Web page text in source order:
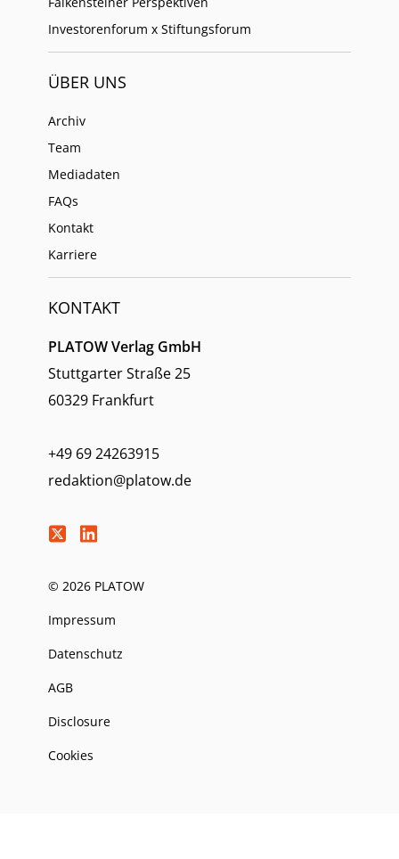
Investorenforum x Stiftungsforum
ÜBER UNS
Archiv
Team
Mediadaten
FAQs
Kontakt
Karriere
KONTAKT
PLATOW Verlag GmbH
Stuttgarter Straße 25
60329 Frankfurt
+49 69 24263915
redaktion@platow.de
© 2026 PLATOW
Impressum
Datenschutz
AGB
Disclosure
Cookies